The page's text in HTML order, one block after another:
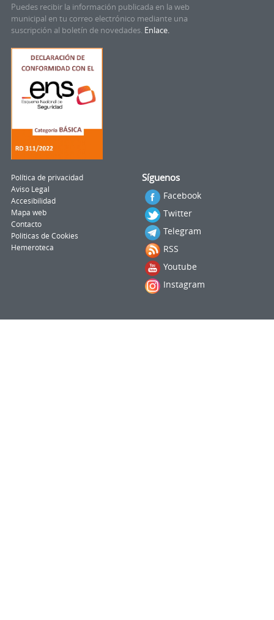
Puedes recibir la información publicada en la web
municipal en tu correo electrónico mediante una
suscripción al boletín de novedades. Enlace.
Síguenos
Facebook
Twitter
Telegram
RSS
Youtube
Instagram
Política de privacidad
Aviso Legal
Accesibilidad
Mapa web
Contacto
Politicas de Cookies
Hemeroteca